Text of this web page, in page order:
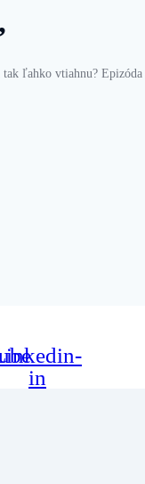
ľahko vtiahnu?
in